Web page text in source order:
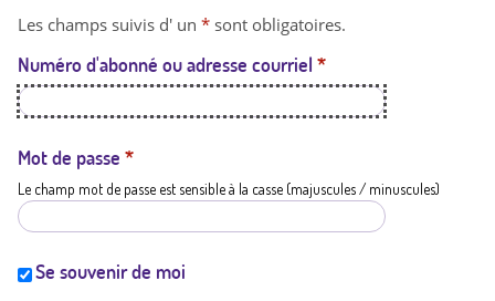
t
a
t
i
Les champs suivis d' un * sont obligatoires.
Numéro d'abonné ou adresse courriel *
Mot de passe *
Le champ mot de passe est sensible à la casse (majuscules / minuscules)
Se souvenir de moi